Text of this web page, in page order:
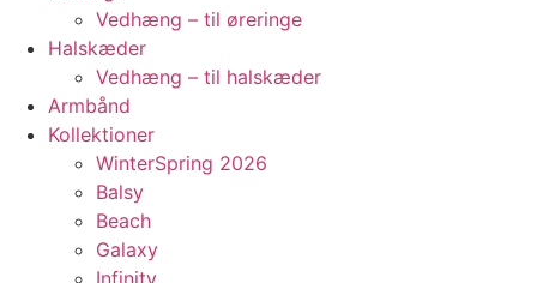
Vedhæng – til øreringe
Halskæder
Vedhæng – til halskæder
Armbånd
Kollektioner
WinterSpring 2026
Balsy
Beach
Galaxy
Infinity